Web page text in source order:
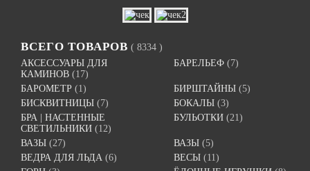
ВСЕГО ТОВАРОВ ( 8334 )
АКСЕССУАРЫ ДЛЯ
КАМИНОВ (17)
БАРЕЛЬЕФ (7)
БАРОМЕТР (1) БИРШТАЙНЫ (5)
БИСКВИТНИЦЫ (7) БОКАЛЫ (3)
БРА | НАСТЕННЫЕ
СВЕТИЛЬНИКИ (12)
БУЛЬОТКИ (21)
ВАЗЫ (27) ВАЗЫ (5)
ВЕДРА ДЛЯ ЛЬДА (6) ВЕСЫ (11)